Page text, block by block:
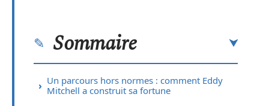
Sommaire
Un parcours hors normes : comment Eddy
Mitchell a construit sa fortune